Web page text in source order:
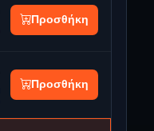
Προσθήκη
Προσθήκη